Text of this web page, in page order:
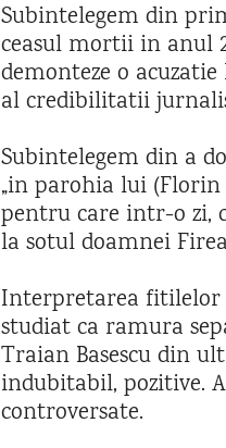
Subintelegem din
ceasul mortii in anul
demonteze o
al credibilitatii
Subintelegem din a
„in parohia lui
pentru care intr-o zi,
la sotul doamnei
Interpretarea fitilelor
studiat ca ramura
Traian Basescu din
indubitabil, pozitive.
controversate.